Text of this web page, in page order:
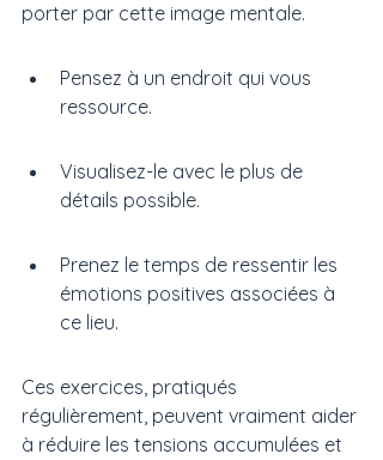
porter par cette image mentale.
Pensez à un endroit qui vous
ressource.
Visualisez-le avec le plus de
détails possible.
Prenez le temps de ressentir les
émotions positives associées à
ce lieu.
Ces exercices, pratiqués
régulièrement, peuvent vraiment aider
à réduire les tensions accumulées et